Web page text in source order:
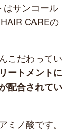
はサンコール
CAREの
こだわってい
ートメントに
配合されてい
ノ酸です。